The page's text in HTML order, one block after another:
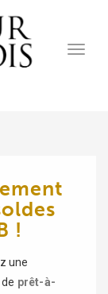
!
une
prêt-à-